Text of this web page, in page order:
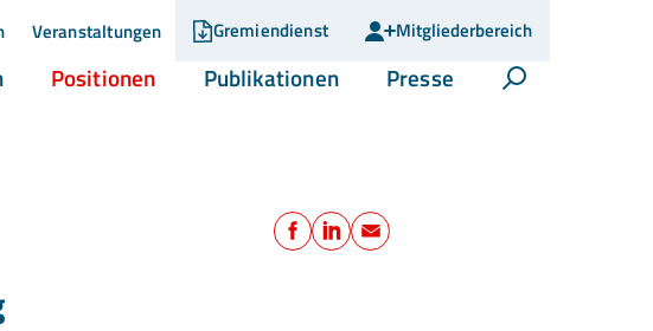
Veranstaltungen Gremiendienst Mitgliederbereich
(current)Positionen(current)Publikationen(current)Presse (current)Suche öffnen
Teilen
Facebook
LinkedIn
E-Mail